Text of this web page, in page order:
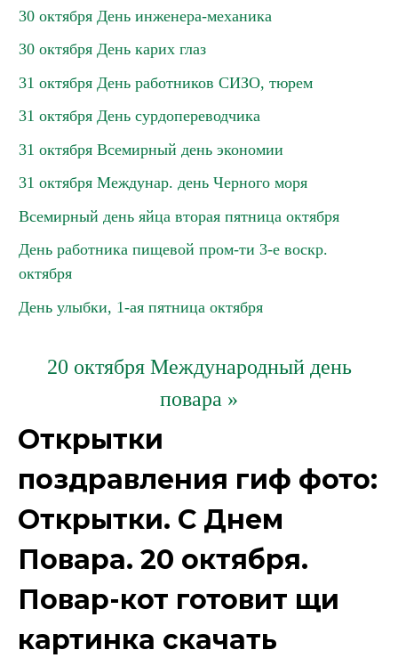
30 октября День инженера-механика
30 октября День карих глаз
31 октября День работников СИЗО, тюрем
31 октября День сурдопереводчика
31 октября Всемирный день экономии
31 октября Междунар. день Черного моря
Всемирный день яйца вторая пятница октября
День работника пищевой пром-ти 3-е воскр.
октября
День улыбки, 1-ая пятница октября
20 октября Международный день
повара »
Открытки
поздравления гиф фото:
Открытки. С Днем
Повара. 20 октября.
Повар-кот готовит щи
картинка скачать